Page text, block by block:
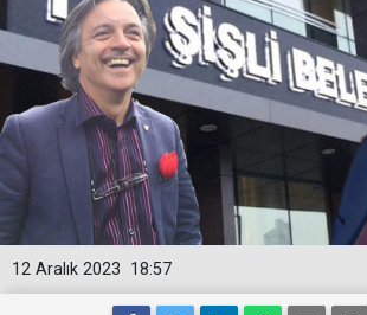
18:57
12 Aralık 2023